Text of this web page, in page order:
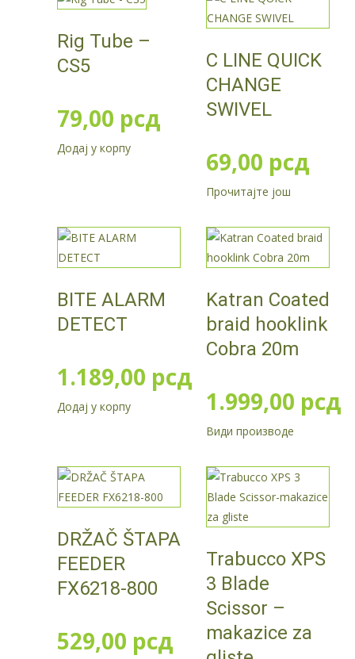
Rig Tube –
CS5
79,00 рсд
Додај у корпу
C LINE QUICK
CHANGE
SWIVEL
69,00 рсд
Прочитајте још
BITE ALARM
DETECT
1.189,00 рсд
Додај у корпу
Katran Coated
braid hooklink
Cobra 20m
1.999,00 рсд
Види производе
DRŽAČ ŠTAPA
FEEDER
FX6218-800
529,00 рсд
Trabucco XPS
3 Blade
Scissor –
makazice za